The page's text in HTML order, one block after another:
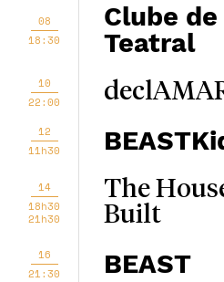
08
18:30
Clube
Teatral
10
22:00
12
11h30
14
18h30
21h30
The
Built
16
21:30
BEAST